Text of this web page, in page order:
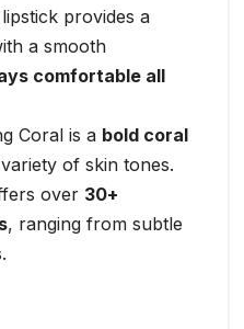
provides a
a smooth
comfortable all
Coral is a bold coral
of skin tones.
over 30+
, ranging from subtle